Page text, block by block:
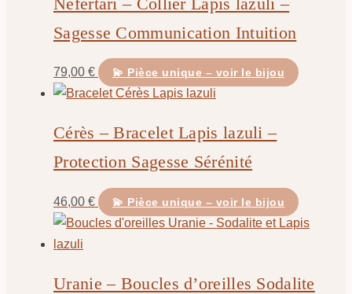
Sagesse Communication Intuition
79,00 € 💫 Pièce unique – voir le bijou
Cérès – Bracelet Lapis lazuli –
Protection Sagesse Sérénité
46,00 € 💫 Pièce unique – voir le bijou
Uranie – Boucles d’oreilles Sodalite